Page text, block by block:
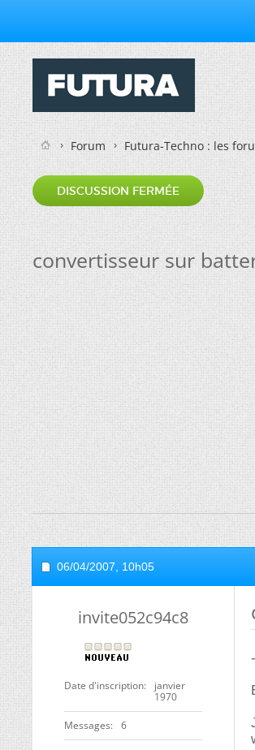
Forum Futura-Techno : les
DISCUSSION FERMÉE
convertisseur sur
06/04/2007, 10h05
invite052c94c8
Date d'inscription
janvier
1970
Messages 6